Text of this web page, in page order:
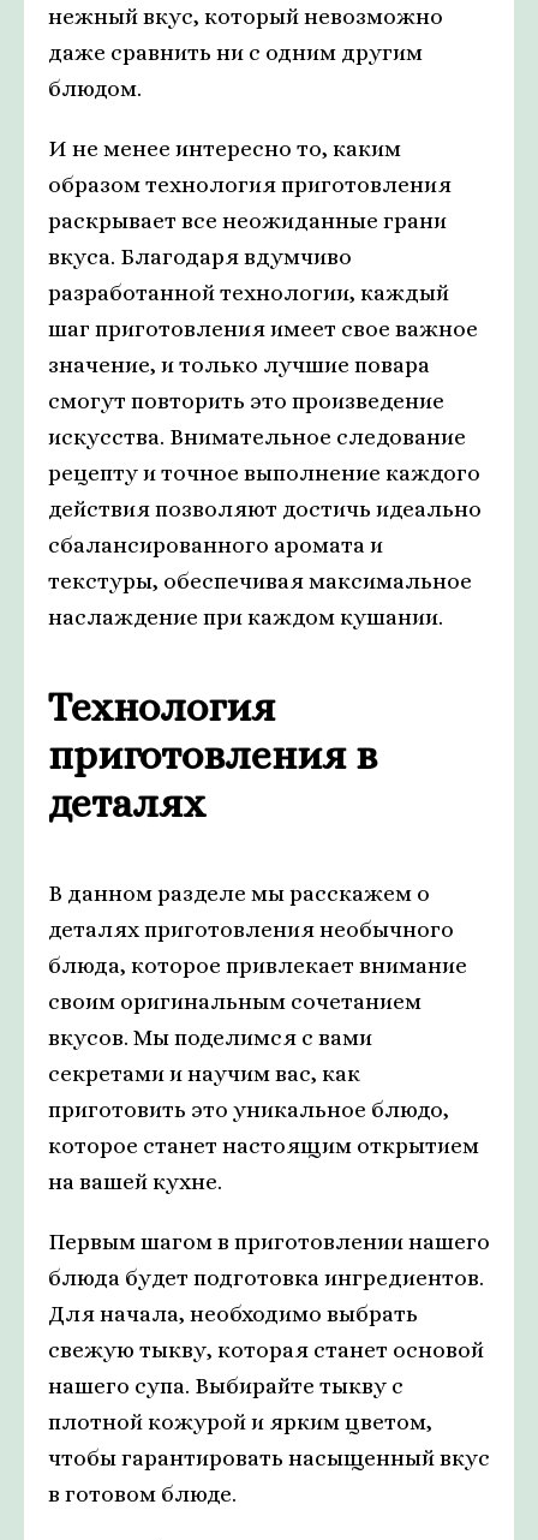
нежный вкус, который невозможно
даже сравнить ни с одним другим
блюдом.
И не менее интересно то, каким
образом технология приготовления
раскрывает все неожиданные грани
вкуса. Благодаря вдумчиво
разработанной технологии, каждый
шаг приготовления имеет свое важное
значение, и только лучшие повара
смогут повторить это произведение
искусства. Внимательное следование
рецепту и точное выполнение каждого
действия позволяют достичь идеально
сбалансированного аромата и
текстуры, обеспечивая максимальное
наслаждение при каждом кушании.
Технология
приготовления в
деталях
В данном разделе мы расскажем о
деталях приготовления необычного
блюда, которое привлекает внимание
своим оригинальным сочетанием
вкусов. Мы поделимся с вами
секретами и научим вас, как
приготовить это уникальное блюдо,
которое станет настоящим открытием
на вашей кухне.
Первым шагом в приготовлении нашего
блюда будет подготовка ингредиентов.
Для начала, необходимо выбрать
свежую тыкву, которая станет основой
нашего супа. Выбирайте тыкву с
плотной кожурой и ярким цветом,
чтобы гарантировать насыщенный вкус
в готовом блюде.